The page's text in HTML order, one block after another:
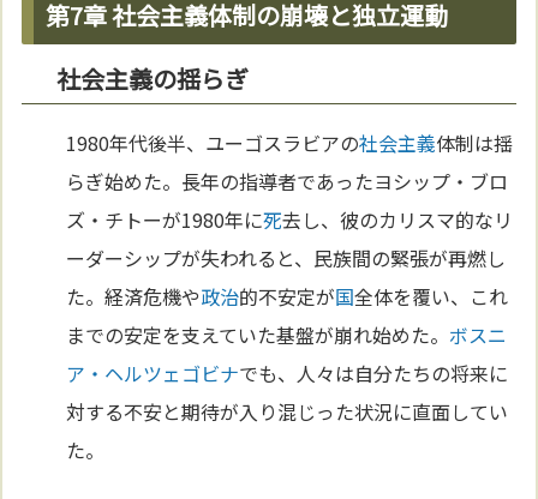
第7章 社会主義体制の崩壊と独立運動
社会主義の揺らぎ
1980年代後半、ユーゴスラビアの社会主義体制は揺
らぎ始めた。長年の指導者であったヨシップ・ブロ
ズ・チトーが1980年に死去し、彼のカリスマ的なリ
ーダーシップが失われると、民族間の緊張が再燃し
た。経済危機や政治的不安定が国全体を覆い、これ
までの安定を支えていた基盤が崩れ始めた。 ボスニ
ア・ヘルツェゴビナでも、人々は自分たちの将来に
対する不安と期待が入り混じった状況に直面してい
た。